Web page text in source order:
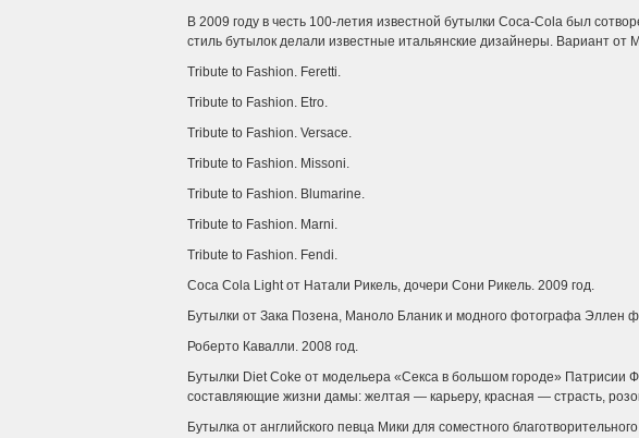
В 2009 году в честь 100-летия известной бутылки Coca-Cola был
стиль бутылок делали известные итальянские дизайнеры. Вариант от
Tribute to Fashion. Feretti.
Tribute to Fashion. Etro.
Tribute to Fashion. Versace.
Tribute to Fashion. Missoni.
Tribute to Fashion. Blumarine.
Tribute to Fashion. Marni.
Tribute to Fashion. Fendi.
Coca Cola Light от Натали Рикель, дочери Сони Рикель. 2009 год.
Бутылки от Зака Позена, Маноло Бланик и модного фотографа Эллен
Роберто Кавалли. 2008 год.
Бутылки Diet Coke от модельера «Секса в большом городе» Патрисии
составляющие жизни дамы: желтая — карьеру, красная — страсть,
Бутылка от английского певца Мики для соместного